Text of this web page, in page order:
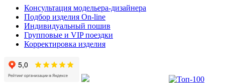
Консультация модельера-дизайнера
Подбор изделия On-line
Индивидуальный пошив
Групповые и VIP поездки
Корректировка изделия